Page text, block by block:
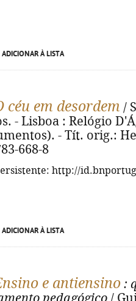
ADICIONAR À LISTA
céu em desordem /
- Lisboa : Relógio
- Tít. orig.:
668-8
http://
ADICIONAR À LISTA
e antiensino :